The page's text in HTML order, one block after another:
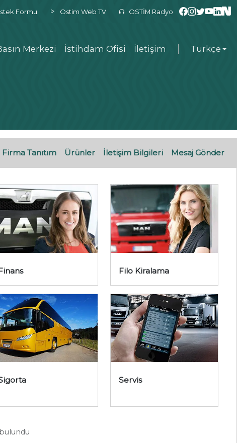
Formu Ostim Web TV OSTİM Radyo
Merkezi İstihdam Ofisi İletişim Türkçe
Firma Tanıtım Ürünler İletişim Bilgileri Mesaj Gönder
Filo Kiralama
Servis